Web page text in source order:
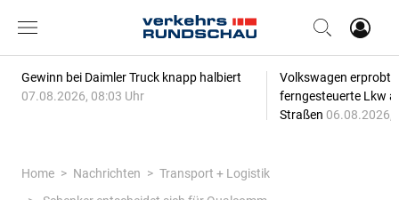
Gewinn bei Daimler Truck knapp halbiert
07.08.2026, 08:03 Uhr
Volkswagen erprobt
ferngesteuerte Lkw
Straßen 06.08.2026,
Home Nachrichten
Transport + Logistik